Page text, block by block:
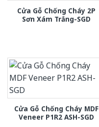
Cửa Gỗ Chống Cháy 2P
Sơn Xám Trắng-SGD
Cửa Gỗ Chống Cháy MDF
Veneer P1R2 ASH-SGD